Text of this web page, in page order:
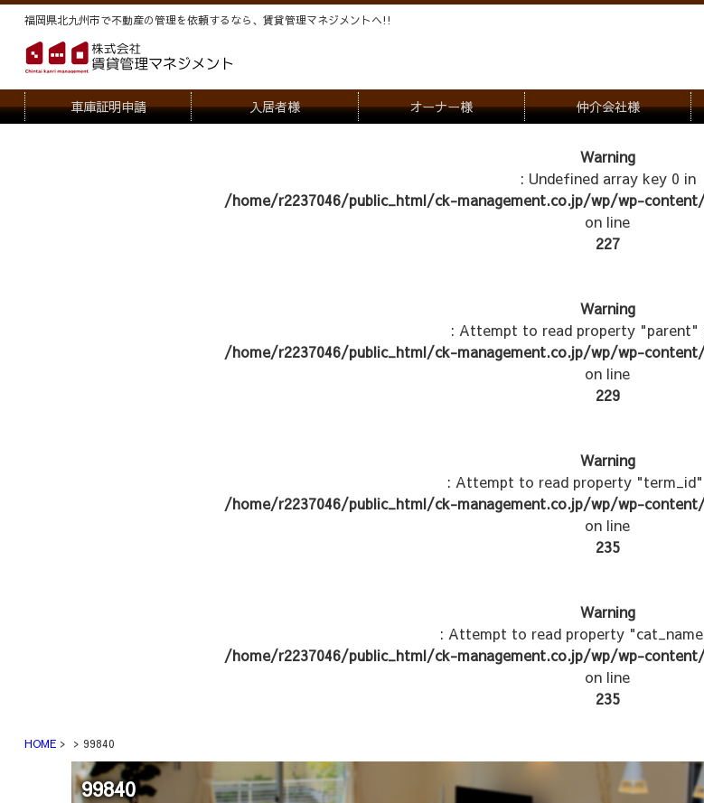
福岡県北九州市で不動産の管理を依頼するなら、賃貸管理マネジメントヘ!!
車庫証明申請 入居者様 オーナー様 仲介会社様
物件写真
管理物件紹介
Warning
: Undefined array key 0 in
/home/r2237046/public_html/ck-management.co.jp/wp/wp-
on line
227
Warning
: Attempt to read property "parent"
/home/r2237046/public_html/ck-management.co.jp/wp/wp-
on line
229
Warning
: Attempt to read property
/home/r2237046/public_html/ck-management.co.jp/wp/wp-
on line
235
Warning
: Attempt to read property
/home/r2237046/public_html/ck-management.co.jp/wp/wp-
on line
235
HOME 99840
99840